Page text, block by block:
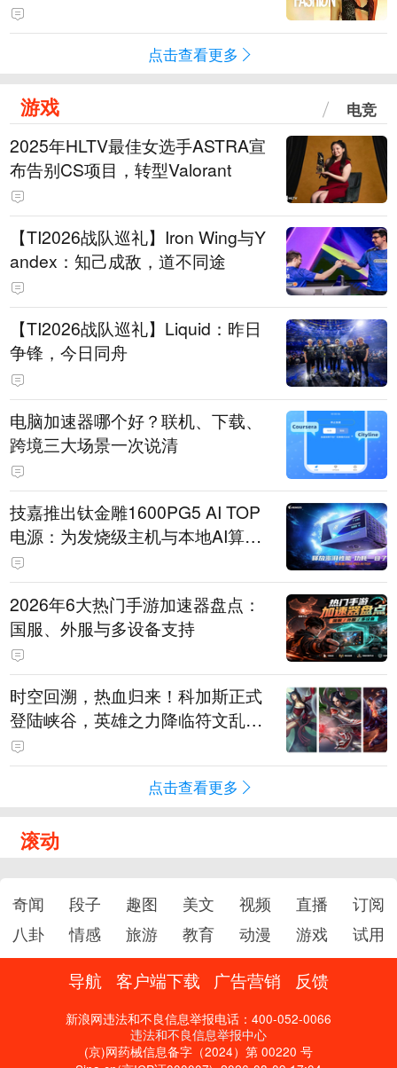
点击查看更多
游戏 电竞
2025年HLTV最佳女选手ASTRA宣
布告别CS项目，转型Valorant
【TI2026战队巡礼】Iron Wing与Y
andex：知己成敌，道不同途
【TI2026战队巡礼】Liquid：昨日
争锋，今日同舟
电脑加速器哪个好？联机、下载、
跨境三大场景一次说清
技嘉推出钛金雕1600PG5 AI TOP
电源：为发烧级主机与本地AI算力
打造旗舰供电方案
2026年6大热门手游加速器盘点：
国服、外服与多设备支持
时空回溯，热血归来！科加斯正式
登陆峡谷，英雄之力降临符文乱
斗！
点击查看更多
滚动
奇闻 段子 趣图 美文 视频 直播
订阅
八卦
情感 旅游 教育 动漫 游戏 试用
导航 客户端下载 广告营销 反馈
新浪网违法和不良信息举报电话：400-052-0066
违法和不良信息举报中心
(京)网药械信息备字（2024）第 00220 号